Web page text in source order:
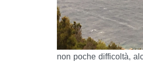
non poche difficoltà,